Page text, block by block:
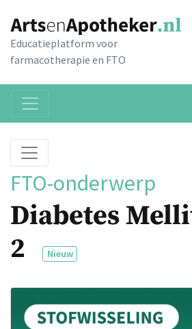
Educatieplatform voor
farmacotherapie en FTO
FTO-onderwerp
Diabetes
2
Nieuw